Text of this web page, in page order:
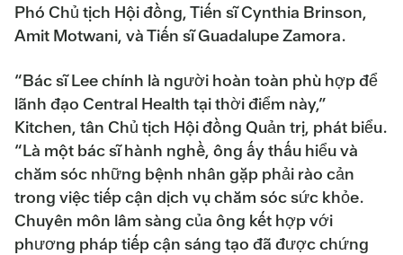
Phó Chủ tịch Hội đồng, Tiến sĩ Cynthia Brinson,
Amit Motwani, và Tiến sĩ Guadalupe Zamora.
“Bác sĩ Lee chính là người hoàn toàn phù hợp để
lãnh đạo Central Health tại thời điểm này,”
Kitchen, tân Chủ tịch Hội đồng Quản trị, phát biểu.
“Là một bác sĩ hành nghề, ông ấy thấu hiểu và
chăm sóc những bệnh nhân gặp phải rào cản
trong việc tiếp cận dịch vụ chăm sóc sức khỏe.
Chuyên môn lâm sàng của ông kết hợp với
phương pháp tiếp cận sáng tạo đã được chứng